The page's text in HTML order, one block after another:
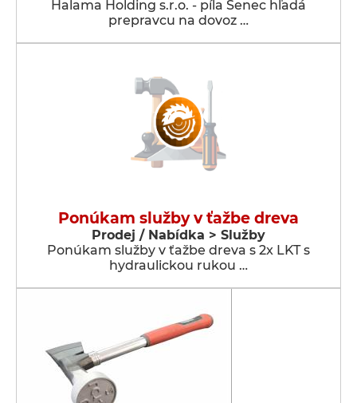
Halama Holding s.r.o. - píla Senec hľadá
prepravcu na dovoz …
Ponúkam služby v ťažbe dreva
Prodej / Nabídka > Služby
Ponúkam služby v ťažbe dreva s 2x LKT s
hydraulickou rukou …